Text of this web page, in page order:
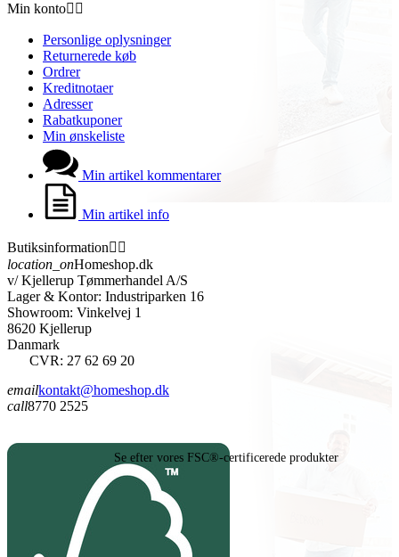
Min konto 
Personlige oplysninger
Returnerede køb
Ordrer
Kreditnotaer
Adresser
Rabatkuponer
Min ønskeliste
Min artikel kommentarer
Min artikel info
Butiksinformation 
location_onHomeshop.dk
v/ Kjellerup Tømmerhandel A/S
Lager & Kontor: Industriparken 16
Showroom: Vinkelvej 1
8620 Kjellerup
Danmark
CVR: 27 62 69 20
emailkontakt@homeshop.dk
call8770 2525
Se efter vores FSC®-certificerede produkter